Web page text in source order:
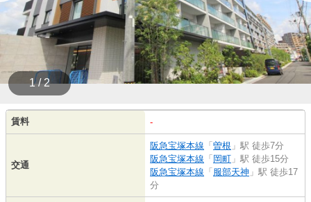
1 / 2
賃料 -
交通
阪急宝塚本線 「 曽根 」駅 徒歩7分
阪急宝塚本線 「 岡町 」駅 徒歩15分
阪急宝塚本線 「 服部天神 」駅 徒歩17
分